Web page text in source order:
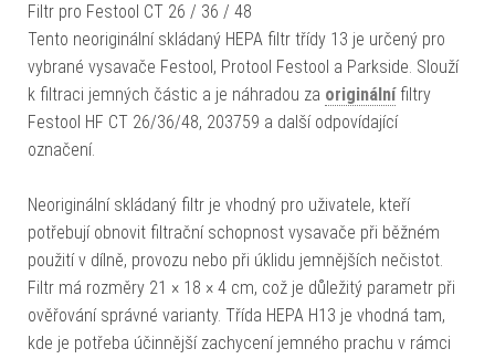
Filtr pro Festool CT 26 / 36 / 48
Tento neoriginální skládaný HEPA filtr třídy 13 je určený pro
vybrané vysavače Festool, Protool Festool a Parkside. Slouží
k filtraci jemných částic a je náhradou za originálnífiltry
Festool HF CT 26/36/48, 203759 a další odpovídající
označení.
Neoriginální skládaný filtr je vhodný pro uživatele, kteří
potřebují obnovit filtrační schopnost vysavače při běžném
použití v dílně, provozu nebo při úklidu jemnějších nečistot.
Filtr má rozměry 21 × 18 × 4 cm, což je důležitý parametr při
ověřování správné varianty. Třída HEPA H13 je vhodná tam,
kde je potřeba účinnější zachycení jemného prachu v rámci